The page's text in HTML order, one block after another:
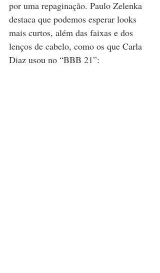
por uma repaginação. Paulo Zelenka
destaca que podemos esperar looks
mais curtos, além das faixas e dos
lenços de cabelo, como os que Carla
Diaz usou no “BBB 21”: